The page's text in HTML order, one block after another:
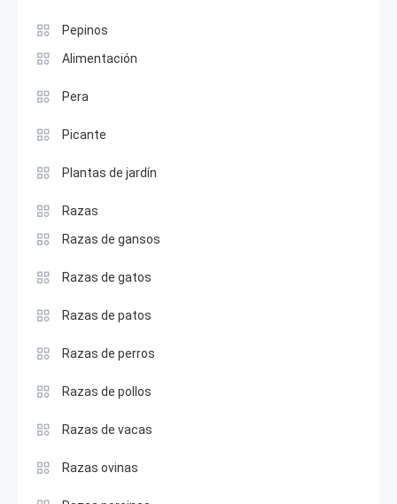
Pepinos
Alimentación
Pera
Picante
Plantas de jardín
Razas
Razas de gansos
Razas de gatos
Razas de patos
Razas de perros
Razas de pollos
Razas de vacas
Razas ovinas